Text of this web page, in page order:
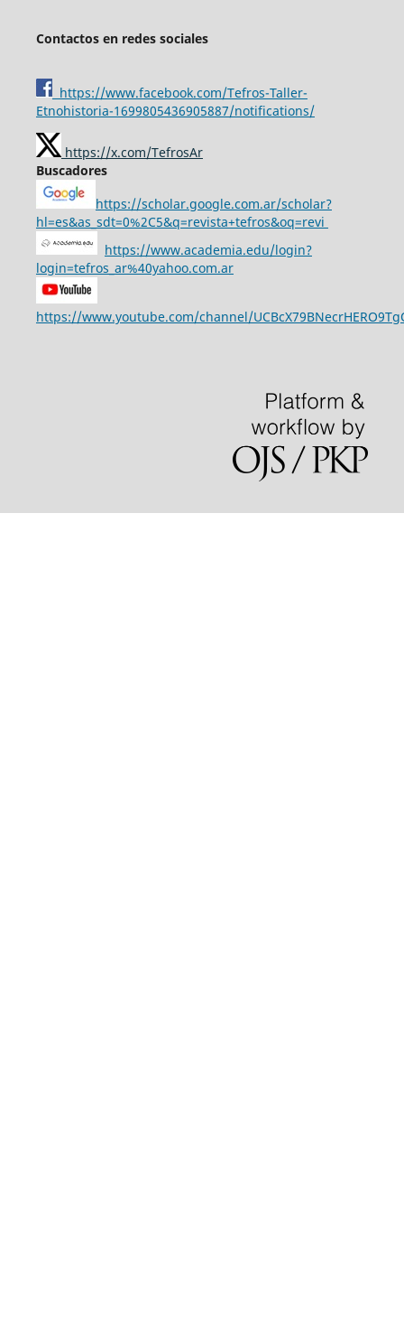
Contactos en redes sociales
https://www.facebook.com/Tefros-Taller-
Etnohistoria-1699805436905887/notifications/
https://x.com/TefrosAr
Buscadores
https://scholar.google.com.ar/scholar?
hl=es&as_sdt=0%2C5&q=revista+tefros&oq=revi
https://www.academia.edu/login?
login=tefros_ar%40yahoo.com.ar
https://www.youtube.com/channel/